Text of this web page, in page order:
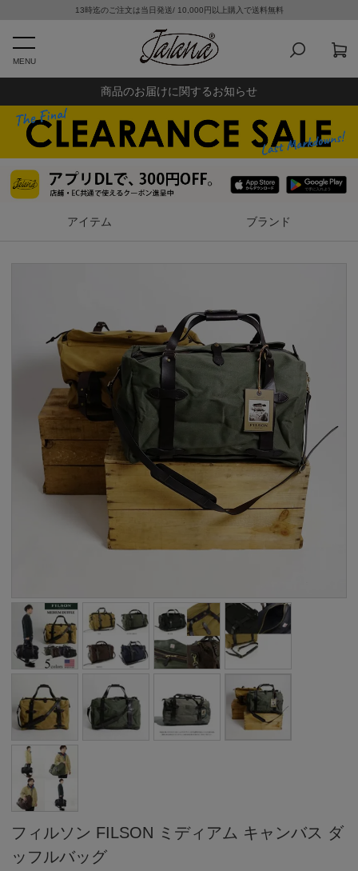
13時迄のご注文は当日発送/ 10,000円以上購入で送料無料
MENU
商品のお届けに関するお知らせ
アイテム ブランド
フィルソン FILSON ミディアム キャンバス ダ
ッフルバッグ